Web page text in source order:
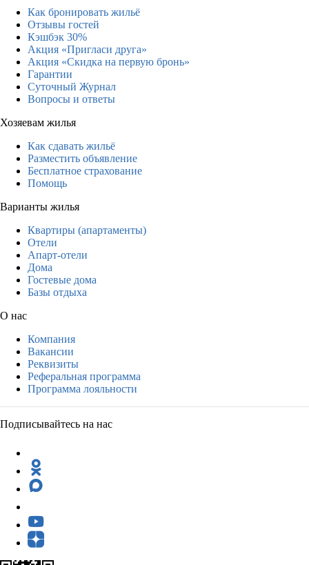
Как бронировать жильё
Отзывы гостей
Кэшбэк 30%
Акция «Пригласи друга»
Акция «Скидка на первую бронь»
Гарантии
Суточный Журнал
Вопросы и ответы
Хозяевам жилья
Как сдавать жильё
Разместить объявление
Бесплатное страхование
Помощь
Варианты жилья
Квартиры (апартаменты)
Отели
Апарт-отели
Дома
Гостевые дома
Базы отдыха
О нас
Компания
Вакансии
Реквизиты
Реферальная программа
Программа лояльности
Подписывайтесь на нас